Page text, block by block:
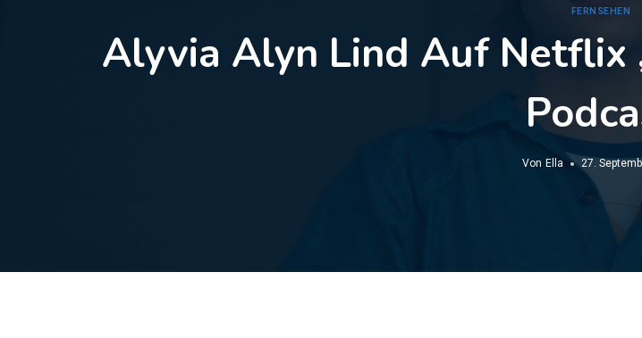
FERNSEHEN
Alyvia Alyn Lind Auf Netflix
Von Ella 27.